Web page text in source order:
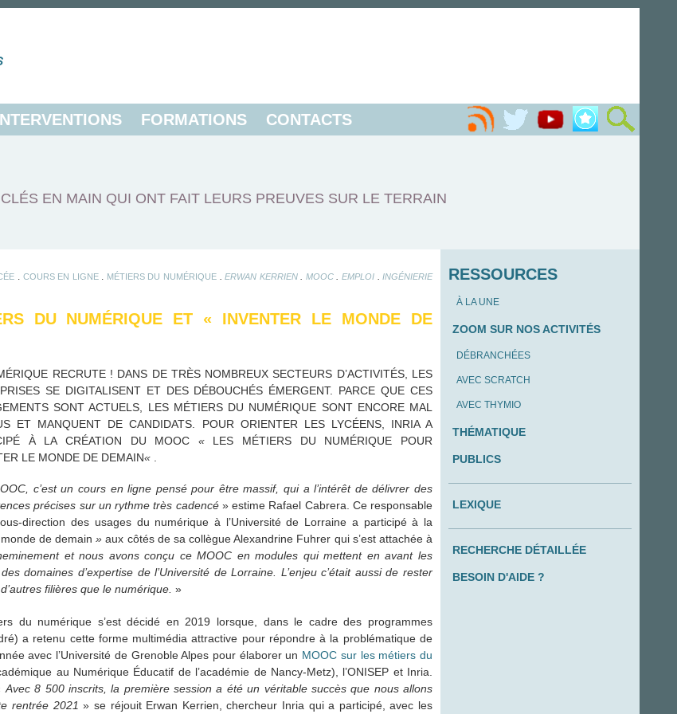
FORMATIONS CONTACTS
EN MAIN QUI ONT FAIT LEURS PREUVES SUR LE TERRAIN
COURS EN LIGNE. MÉTIERS DU NUMÉRIQUE.ERWAN KERRIEN. MOOC. EMPLOI.INGÉNIERIE
DU NUMÉRIQUE ET « INVENTER LE MONDE DE
RECRUTE ! DANS DE TRÈS NOMBREUX SECTEURS D’ACTIVITÉS, LES
SE DIGITALISENT ET DES DÉBOUCHÉS ÉMERGENT. PARCE QUE CES
SONT ACTUELS, LES MÉTIERS DU NUMÉRIQUE SONT ENCORE MAL
ET MANQUENT DE CANDIDATS. POUR ORIENTER LES LYCÉENS, INRIA A
À LA CRÉATION DU MOOC « LES MÉTIERS DU NUMÉRIQUE POUR
LE MONDE DE DEMAIN«
c’est un cours en ligne pensé pour être massif, qui a l’intérêt de délivrer des
précises sur un rythme très cadencé» estime Rafael Cabrera. Ce responsable
direction des usages du numérique à l’Université de Lorraine a participé à la
de demain »aux côtés de sa collègue Alexandrine Fuhrer qui s’est attachée à
et nous avons conçu ce MOOC en modules qui mettent en avant les
domaines d’expertise de l’Université de Lorraine. L’enjeu c’était aussi de rester
filières que le numérique. »
du numérique s’est décidé en 2019 lorsque, dans le cadre des programmes
a retenu cette forme multimédia attractive pour répondre à la problématique de
avec l’Université de Grenoble Alpes pour élaborer un MOOC sur les métiers du
au Numérique Éducatif de l’académie de Nancy-Metz), l’ONISEP et Inria.
Avec 8 500 inscrits, la première session a été un véritable succès que nous allons
rentrée 2021 » se réjouit Erwan Kerrien, chercheur Inria qui a participé, avec les
RESSOURCES
À LA UNE
ZOOM SUR NOS ACTIVITÉS
DÉBRANCHÉES
AVEC SCRATCH
AVEC THYMIO
THÉMATIQUE
PUBLICS
LEXIQUE
RECHERCHE DÉTAILLÉE
BESOIN D'AIDE ?